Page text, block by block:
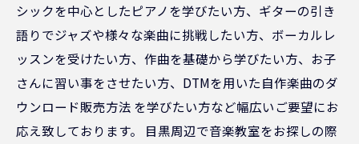
シックを中心としたピアノを学びたい方、ギターの引き
語りでジャズや様々な楽曲に挑戦したい方、ボーカルレ
ッスンを受けたい方、作曲を基礎から学びたい方、お子
さんに習い事をさせたい方、DTMを用いた自作楽曲のダ
ウンロード販売方法 を学びたい方など幅広いご要望にお
応え致しております。 目黒周辺で音楽教室をお探しの際